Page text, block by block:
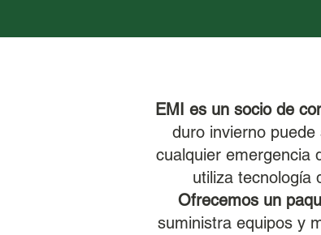
EMI es un socio de
duro invierno
cualquier emergencia
utiliza tecnología
Ofrecemos un
suministra equipos y